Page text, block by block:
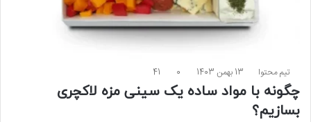
تیم محتوا 13 بهمن 1403 0
41
چگونه با مواد ساده یک سینی مزه لاکچری
بسازیم؟